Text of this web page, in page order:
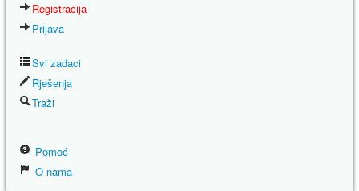
Registracija
Prijava
Svi zadaci
Rješenja
Traži
Pomoć
O nama